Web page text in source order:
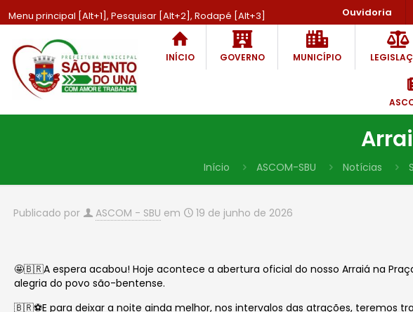
Menu principal [Alt+1], Pesquisar [Alt+2], Rodapé [Alt+3] Ouvidoria
INÍCIO GOVERNO MUNICÍPIO
Início ASCOM-SBU Notícias
Publicado por ASCOM - SBU em 19 de junho de 2026
🤩🇧🇷A espera acabou! Hoje acontece a abertura oficial do nosso Arraiá na
alegria do povo são-bentense.
🇧🇷⚽E para deixar a noite ainda melhor, nos intervalos das atrações, teremos